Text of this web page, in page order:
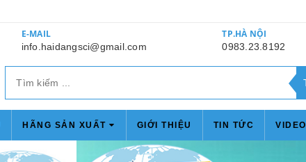
E-MAIL
info.haidangsci@gmail.com
TP.HÀ NỘI
0983.23.8192
HÃNG SẢN XUẤT GIỚI THIỆU TIN TỨC VIDEO